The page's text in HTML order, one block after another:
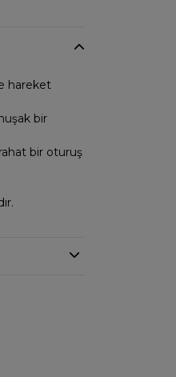
hareket
bir
bir oturuş